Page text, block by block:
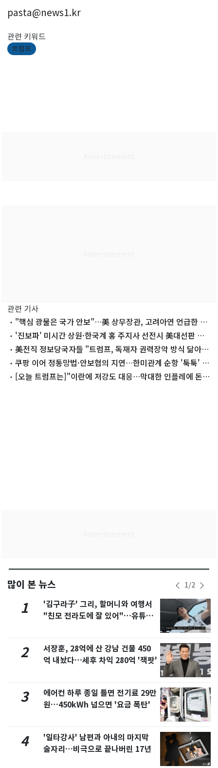
pasta@news1.kr
관련 키워드
트럼프
관련 기사
"핵심 광물은 국가 안보"…美 상무장관, 고려아연 언급한 까
닭은'진보파' 미시간 상원·한국계 홍 주지사 선전시 美대선판 요
동 美전직 정보당국자들 "트럼프, 독재자 권력장악 방식 닮아
가"쿠팡 이어 정통망법·안보협의 지연…한미관계 순항 '툭툭' 건
드리는 요인들
[오늘 트럼프는]"이란에 저강도 대응…막대한 인플레에 돈
많이 본 뉴스 1/2
1
'김구라子' 그리, 할머니와 여행서
"친모 전라도에 잘 있어"…유튜브
2
서장훈, 28억에 산 강남 건물 450
억 내놨다…세후 차익 280억 '잭팟'
3
에어컨 하루 종일 틀면 전기료 29만
원…450kWh 넘으면 '요금 폭탄'
4
'일타강사' 남편과 아내의 마지막
술자리…비극으로 끝나버린 17년